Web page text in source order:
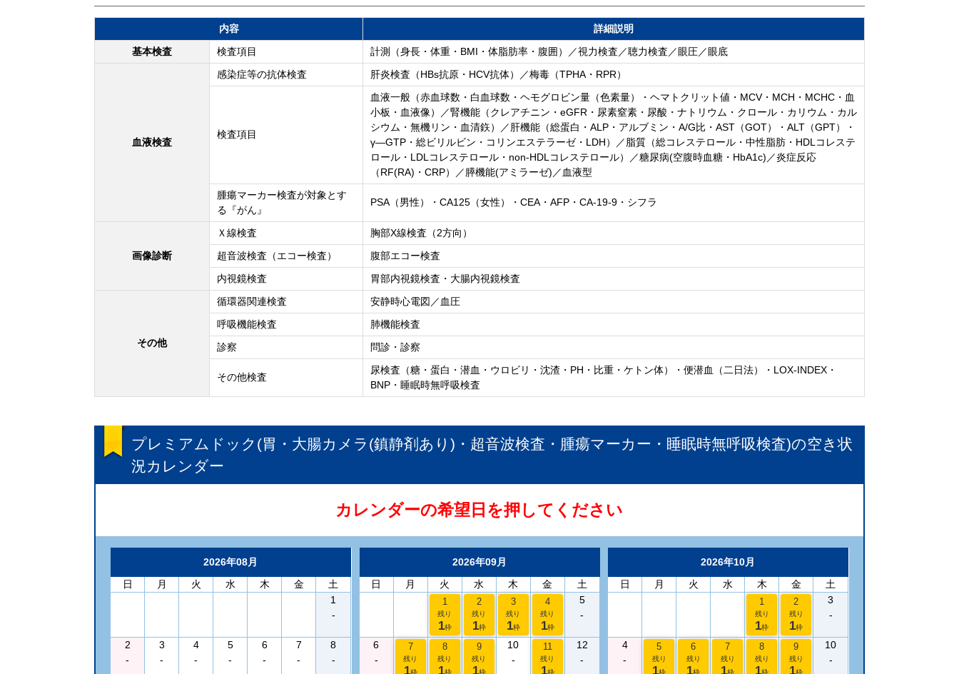
内容
詳細説明
基本検査
検査項目 計測（身長・体重・BMI・体脂肪率・腹囲）／視力検査／聴力検査／眼圧／眼底
血液検査
感染症等の抗体検査 肝炎検査（HBs抗原・HCV抗体）／梅毒（TPHA・RPR）
検査項目
血液一般（赤血球数・白血球数・ヘモグロビン量（色素量）・ヘマトクリット値・MCV・MCH・MCHC・血
小板・血液像）／腎機能（クレアチニン・eGFR・尿素窒素・尿酸・ナトリウム・クロール・カリウム・カル
シウム・無機リン・血清鉃）／肝機能（総蛋白・ALP・アルブミン・A/G比・AST（GOT）・ALT（GPT）・
γ―GTP・総ビリルビン・コリンエステラーゼ・LDH）／脂質（総コレステロール・中性脂肪・HDLコレステ
ロール・LDLコレステロール・non-HDLコレステロール）／糖尿病(空腹時血糖・HbA1c)／炎症反応
（RF(RA)・CRP）／膵機能(アミラーゼ)／血液型
腫瘍マーカー検査が対象とす
る『がん』
PSA（男性）・CA125（女性）・CEA・AFP・CA-19-9・シフラ
画像診断
Ｘ線検査
胸部X線検査（2方向）
超音波検査（エコー検査）
腹部エコー検査
内視鏡検査
胃部内視鏡検査・大腸内視鏡検査
その他
循環器関連検査
安静時心電図／血圧
呼吸機能検査
肺機能検査
診察
問診・診察
その他検査
尿検査（糖・蛋白・潜血・ウロビリ・沈渣・PH・比重・ケトン体）・便潜血（二日法）・LOX-INDEX・
BNP・睡眠時無呼吸検査
プレミアムドック(胃・大腸カメラ(鎮静剤あり)・超音波検査・腫瘍マーカー・睡眠時無呼吸検査)の空き状
況カレンダー
カレンダーの希望日を押してください
2026年08月
日
月 火 水 木 金
土
1
-
2
-
3
-
4
-
5
-
6
-
7
-
8
-
2026年09月
日
月 火 水 木 金 土
1
残り
1枠
2
残り
1枠
3
残り
1枠
4
残り
1枠
5
-
6
-
7
残り
1枠
8
残り
1枠
9
残り
1枠
10
-
11
残り
1枠
12
-
2026年10月
日
月 火 水 木 金 土
1
残り
1枠
2
残り
1枠
3
-
4
-
5
残り
1枠
6
残り
1枠
7
残り
1枠
8
残り
1枠
9
残り
1枠
10
-